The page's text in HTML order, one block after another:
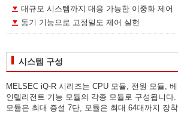
대규모 시스템까지 대응 가능한 이중화 제어
동기 기능으로 고정밀도 제어 실현
시스템 구성
MELSEC iQ-R 시리즈는 CPU 모듈, 전원 모듈,
인텔리전트 기능 모듈의 각종 모듈로 구성됩니다
모듈은 최대 증설 7단, 모듈은 최대 64대까지 장